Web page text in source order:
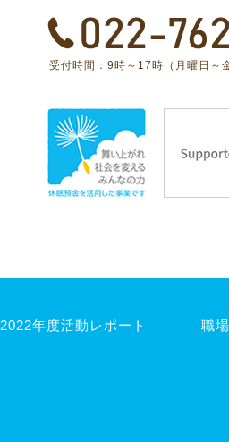
受付時間：9時～17時（月曜日～
2022年度活動レポート 職